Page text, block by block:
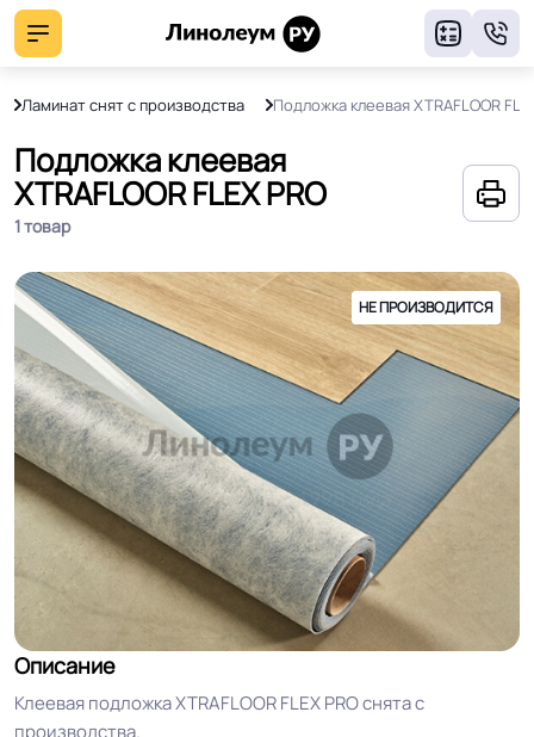
Ламинат снят с производства Подложка клеевая XTRAFLOOR
Подложка клеевая
XTRAFLOOR FLEX PRO
1 товар
НЕ ПРОИЗВОДИТСЯ
НЕ ПРОИЗВОДИТСЯ
Описание
Клеевая подложка XTRAFLOOR FLEX PRO снята с
производства.